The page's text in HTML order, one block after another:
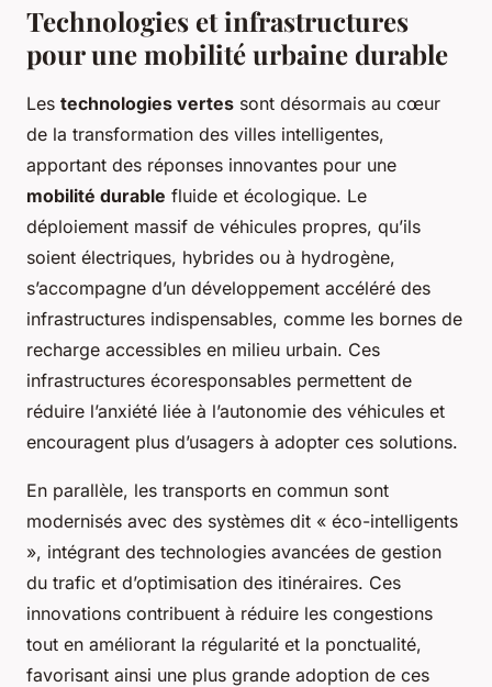
Technologies et infrastructures
pour une mobilité urbaine durable
Les technologies vertes sont désormais au cœur
de la transformation des villes intelligentes,
apportant des réponses innovantes pour une
mobilité durable fluide et écologique. Le
déploiement massif de véhicules propres, qu’ils
soient électriques, hybrides ou à hydrogène,
s’accompagne d’un développement accéléré des
infrastructures indispensables, comme les bornes de
recharge accessibles en milieu urbain. Ces
infrastructures écoresponsables permettent de
réduire l’anxiété liée à l’autonomie des véhicules et
encouragent plus d’usagers à adopter ces solutions.
En parallèle, les transports en commun sont
modernisés avec des systèmes dit « éco-intelligents
», intégrant des technologies avancées de gestion
du trafic et d’optimisation des itinéraires. Ces
innovations contribuent à réduire les congestions
tout en améliorant la régularité et la ponctualité,
favorisant ainsi une plus grande adoption de ces